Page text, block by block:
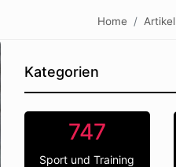
Home Artikel
Kategorien
747
Sport und Training